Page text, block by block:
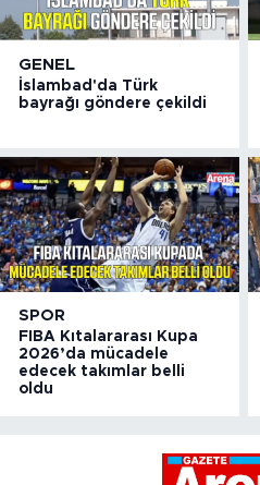
GENEL
İslambad'da Türk
bayrağı göndere çekildi
SPOR
FIBA Kıtalararası Kupa
2026’da mücadele
edecek takımlar belli
oldu